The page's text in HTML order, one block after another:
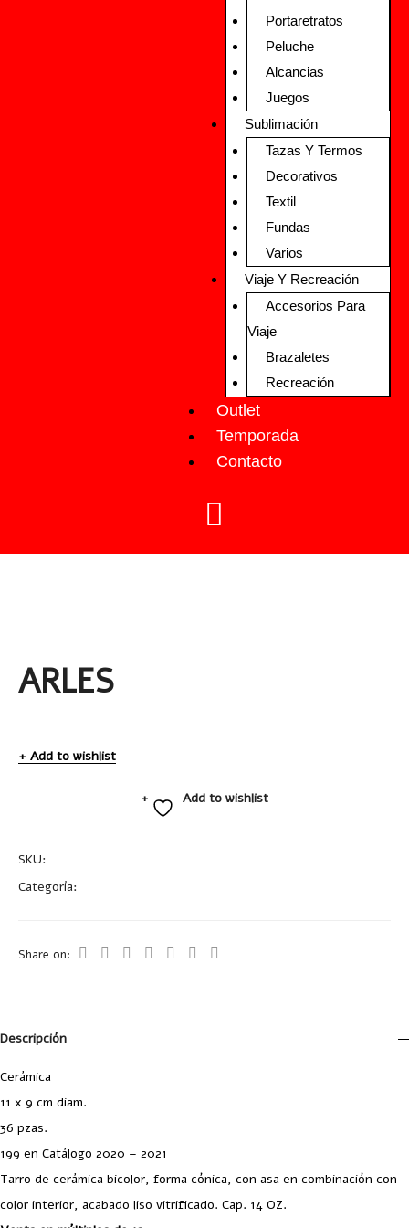
Portaretratos
Peluche
Alcancias
Juegos
Sublimación
Tazas Y Termos
Decorativos
Textil
Fundas
Varios
Viaje Y Recreación
Accesorios Para
Viaje
Brazaletes
Recreación
Outlet
Temporada
Contacto
ARLES
Add to wishlist
Add to wishlist
SKU:
Categoría:
Share on:
Descripción
Cerámica
11 x 9 cm diam.
36 pzas.
199 en Catálogo 2020 – 2021
Tarro de cerámica bicolor, forma cónica, con asa en combinación con
color interior, acabado liso vitrificado. Cap. 14 OZ.